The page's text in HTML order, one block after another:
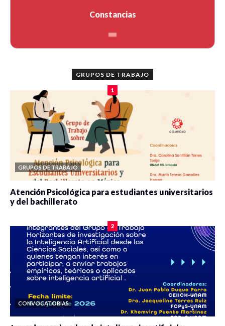
Constancias
GRUPOS DE TRABAJO
1
GRUPOS DE TRABAJO
Atención Psicológica para estudiantes universitarios
y del bachillerato
2
CONVOCATORIAS